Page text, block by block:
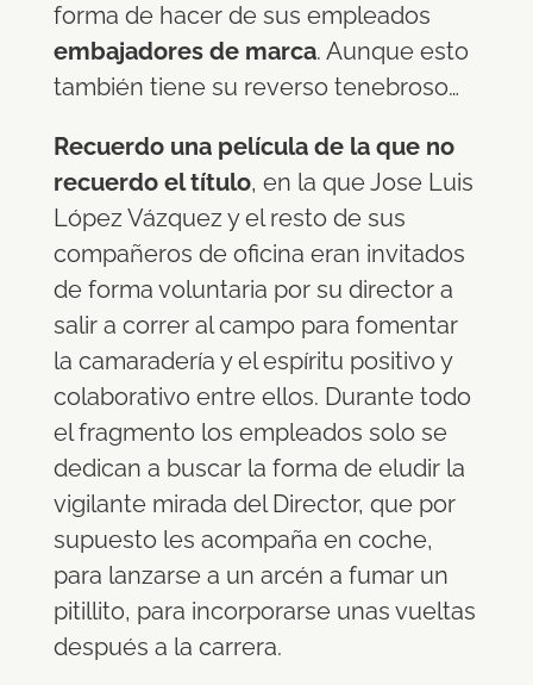
forma de hacer de sus empleados
embajadores de marca. Aunque esto
también tiene su reverso tenebroso…
Recuerdo una película de la que no
recuerdo el título, en la que Jose Luis
López Vázquez y el resto de sus
compañeros de oficina eran invitados
de forma voluntaria por su director a
salir a correr al campo para fomentar
la camaradería y el espíritu positivo y
colaborativo entre ellos. Durante todo
el fragmento los empleados solo se
dedican a buscar la forma de eludir la
vigilante mirada del Director, que por
supuesto les acompaña en coche,
para lanzarse a un arcén a fumar un
pitillito, para incorporarse unas vueltas
después a la carrera.